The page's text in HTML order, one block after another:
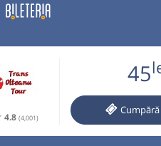
4.8 (4,001)
45
Cumpără